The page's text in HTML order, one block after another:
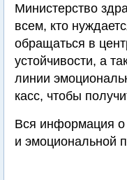
Министерство
всем, кто
обращаться в
устойчивости, а
линии
касс, чтобы
Вся информация о
и эмоциональной